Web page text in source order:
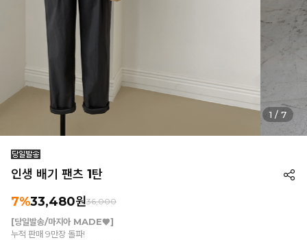
1 / 7
인생 배기 팬츠 1탄
7%33,480원36,000
[당일발송/마지아 MADE♥]
누적 판매 9만장 돌파!